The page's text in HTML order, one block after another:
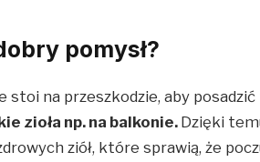
pomysł?
stoi na przeszkodzie, aby
zioła np. na balkonie.Dzięki
ziół, które sprawią, że